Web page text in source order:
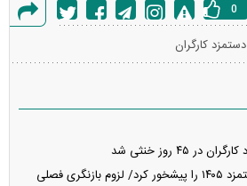
گزارش
خطا
0
دستمزد کارگران
صادقی: تورم، افزایش دستمزد ۱۴۰۵ را پیشخور کرد/ لزوم بازنگری فصلی